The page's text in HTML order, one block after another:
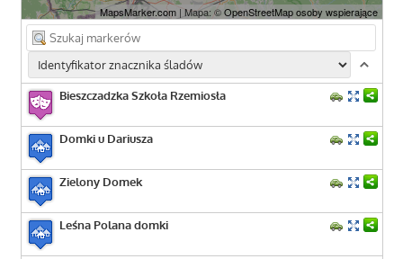
MapsMarker.com| Mapa: ©OpenStreetMap osoby wspierające
Bieszczadzka Szkoła Rzemiosła
Domki u Dariusza
Zielony Domek
Leśna Polana domki